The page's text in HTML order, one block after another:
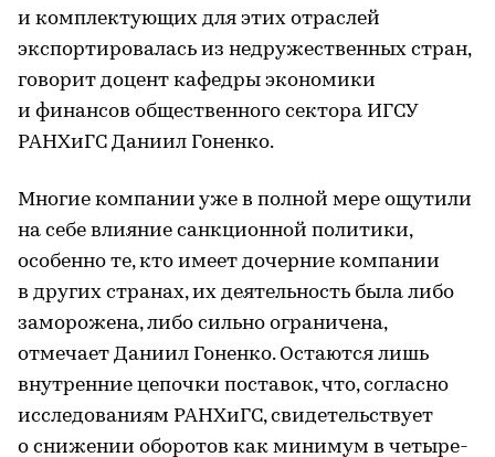
и комплектующих для этих отраслей
экспортировалась из недружественных стран,
говорит доцент кафедры экономики
и финансов общественного сектора ИГСУ
РАНХиГС Даниил Гоненко.
Многие компании уже в полной мере ощутили
на себе влияние санкционной политики,
особенно те, кто имеет дочерние компании
в других странах, их деятельность была либо
заморожена, либо сильно ограничена,
отмечает Даниил Гоненко. Остаются лишь
внутренние цепочки поставок, что, согласно
исследованиям РАНХиГС, свидетельствует
о снижении оборотов как минимум в четыре-